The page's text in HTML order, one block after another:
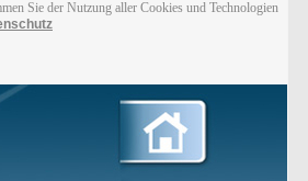
Sie der Nutzung aller Cookies und Technologien